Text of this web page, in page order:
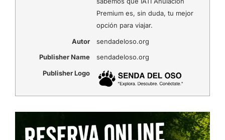
Premium es, sin duda, tu mejor
opción para viajar.
Autor
sendadeloso.org
Publisher Name
sendadeloso.org
Publisher Logo